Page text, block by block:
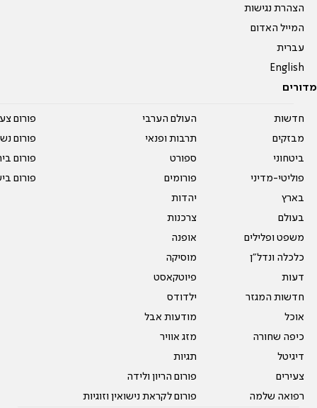
הצהרת נגישות
המייל האדום
עברית
English
מדורים
חדשות
מבזקים
ביטחוני
פוליטי-מדיני
בארץ
בעולם
משפט ופלילים
כלכלה ונדל"ן
דעות
חדשות המגזר
אוכל
כיפה שחורה
דיגיטל
צעירים
רפואה שלמה
העולם הערבי
תרבות ופנאי
ספורט
פורומים
יהדות
צרכנות
אופנה
מוסיקה
פיוטקאסט
ילדודס
מודעות אבל
מזג אוויר
תגיות
פורום הריון ולידה
פורום לקראת נישואין וזוגיות
פורום
פורום
פורום
פורום